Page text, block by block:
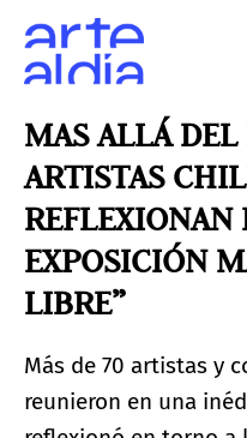
MAS ALLÁ
ARTISTAS
REFLEXIONAN
EXPOSICIÓN
LIBRE”
Más de 70 artistas y
reunieron en una